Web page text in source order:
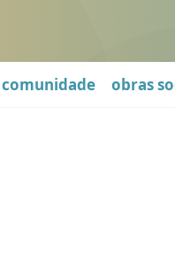
comunidade obras